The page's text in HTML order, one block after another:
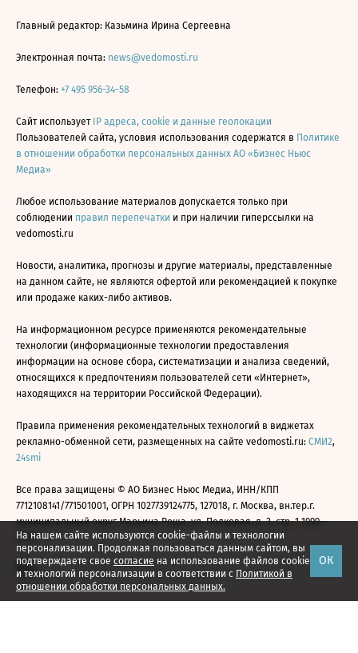
На нашем сайте используются cookie-файлы и технологии
персонализации. Продолжая пользоваться данным сайтом, вы
подтверждаете свое согласие на использование файлов cookie
и технологий персонализации в соответствии с Политикой в
отношении обработки персональных данных.
ОК
Главный редактор: Казьмина Ирина Сергеевна
Электронная почта: news@vedomosti.ru
Телефон: +7 495 956-34-58
Сайт использует IP адреса, cookie и данные геолокации
Пользователей сайта, условия использования содержатся в Политике
в отношении обработки персональных данных АО «Бизнес Ньюс
Медиа»
Любое использование материалов допускается только при
соблюдении правил перепечатки и при наличии гиперссылки на
vedomosti.ru
Новости, аналитика, прогнозы и другие материалы, представленные
на данном сайте, не являются офертой или рекомендацией к покупке
или продаже каких-либо активов.
На информационном ресурсе применяются рекомендательные
технологии (информационные технологии предоставления
информации на основе сбора, систематизации и анализа сведений,
относящихся к предпочтениям пользователей сети «Интернет»,
находящихся на территории Российской Федерации).
Правила применения рекомендательных технологий в виджетах
рекламно-обменной сети, размещенных на сайте vedomosti.ru: СМИ2,
24smi
Все права защищены © АО Бизнес Ньюс Медиа, ИНН/КПП
7712108141/771501001, ОГРН 1027739124775, 127018, г. Москва, вн.тер.г.
муниципальный округ Марьина Роща, ул. Полковая, д. 3, стр. 1 1999—
2026